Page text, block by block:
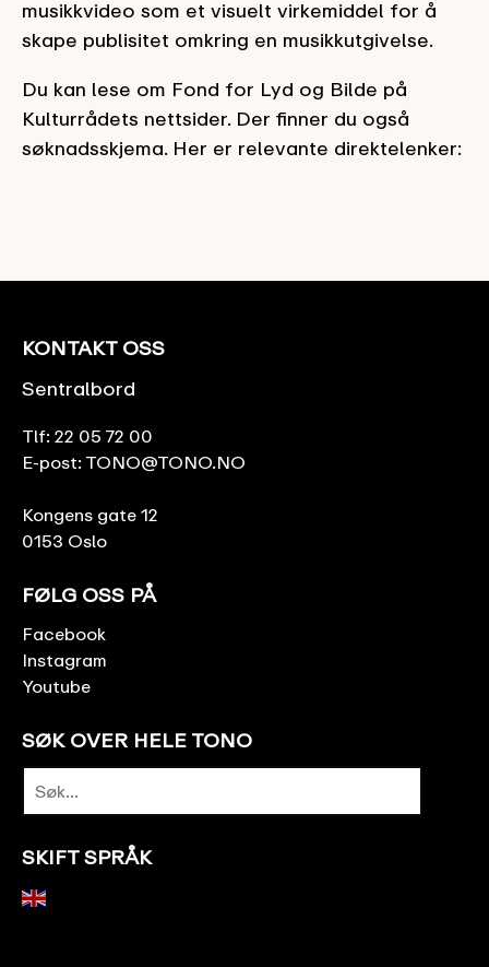
musikkvideo som et visuelt virkemiddel for å
skape publisitet omkring en musikkutgivelse.
Du kan lese om Fond for Lyd og Bilde på
Kulturrådets nettsider. Der finner du også
søknadsskjema. Her er relevante direktelenker:
KONTAKT OSS
Sentralbord
Tlf: 22 05 72 00
E-post: TONO@TONO.NO
Kongens gate 12
0153 Oslo
FØLG OSS PÅ
Facebook
Instagram
Youtube
SØK OVER HELE TONO
SKIFT SPRÅK